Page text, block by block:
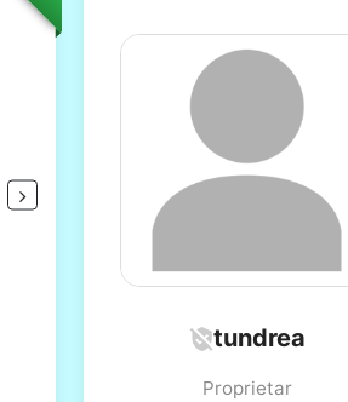
tundrea
Proprietar